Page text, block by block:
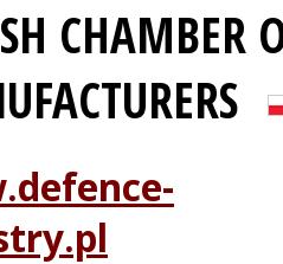
CHAMBER